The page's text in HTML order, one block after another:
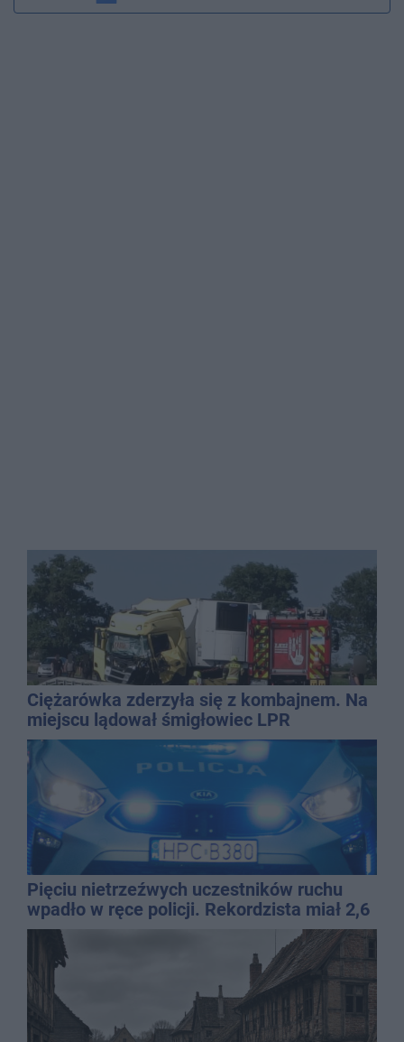
Ciężarówka zderzyła się z kombajnem. Na
miejscu lądował śmigłowiec LPR
Pięciu nietrzeźwych uczestników ruchu
wpadło w ręce policji. Rekordzista miał 2,6
promila